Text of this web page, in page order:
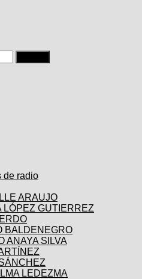
de radio
ARAUJO
LÓPEZ GUTIERREZ
BALDENEGRO
ANAYA SILVA
LEDEZMA